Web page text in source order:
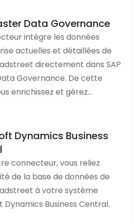
Data Governance
intègre les données
actuelles et détaillées de
directement dans SAP
Governance. De cette
enrichissez et gérez…
Dynamics Business
connecteur, vous reliez
de la base de données de
à votre système
Dynamics Business Central.